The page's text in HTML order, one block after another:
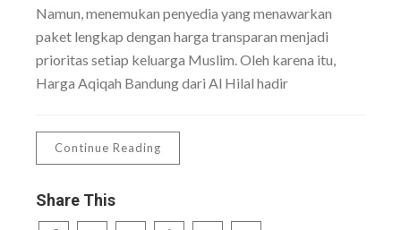
Namun, menemukan penyedia yang menawarkan
paket lengkap dengan harga transparan menjadi
prioritas setiap keluarga Muslim. Oleh karena itu,
Harga Aqiqah Bandung dari Al Hilal hadir
Continue Reading
Share This